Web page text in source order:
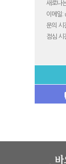
새로나
이메일:
문의 시
점심
(토·